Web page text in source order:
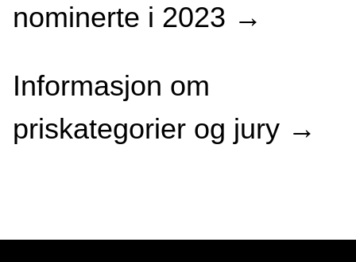
nominerte i 2023 →
Informasjon om
priskategorier og jury →